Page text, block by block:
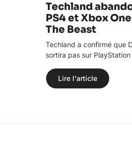
Techland
PS4 et Xbox
The Beast
Techland a confirmé que
sortira pas sur
Lire l'article